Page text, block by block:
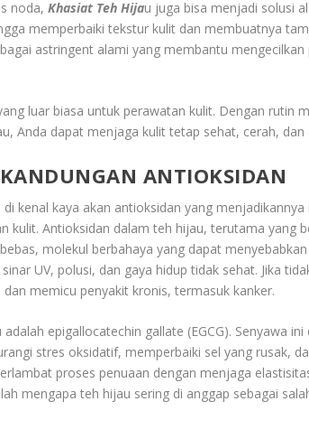
noda,Khasiat Teh Hijau juga bisa menjadi solusi
memperbaiki tekstur kulit dan membuatnya
astringent alami yang membantu mengecilkan
luar biasa untuk perawatan kulit. Dengan rutin
Anda dapat menjaga kulit tetap sehat, cerah, dan
ANTIOKSIDAN
di kenal kaya akan antioksidan yang
kulit. Antioksidan dalam teh hijau, terutama yang
molekul berbahaya yang dapat menyebabkan
UV, polusi, dan gaya hidup tidak sehat. Jika
memicu penyakit kronis, termasuk kanker.
epigallocatechin gallate (EGCG). Senyawa ini
stres oksidatif, memperbaiki sel yang rusak,
proses penuaan dengan menjaga
mengapa teh hijau sering di anggap sebagai